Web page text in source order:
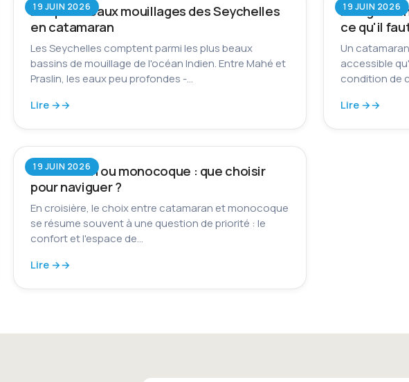
19 JUIN 2026
Les plus beaux mouillages des Seychelles
en catamaran
Les Seychelles comptent parmi les plus beaux
bassins de mouillage de l'océan Indien. Entre Mahé et
Praslin, les eaux peu profondes -…
Lire →
19 JUIN 2026
Naviguer
ce qu'il
Un
accessible
condition de
Lire →
19 JUIN 2026
Catamaran ou monocoque : que choisir
pour naviguer ?
En croisière, le choix entre catamaran et monocoque
se résume souvent à une question de priorité : le
confort et l'espace de…
Lire →